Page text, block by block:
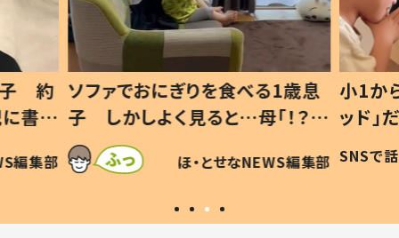
歳息
？」
編集部
小1から不登校、息子は「ギフテ
ッド」だった 父が“ウチ給食”を
作り続ける理由とは #令和の親
#令和の子
SNSで話題 ほ・とせなNEWS編集部
ひ孫
が、抱
「涙
い」